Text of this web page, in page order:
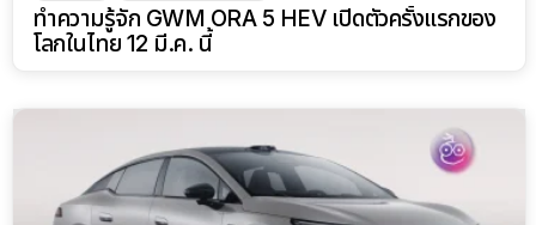
ทำความรู้จัก GWM ORA 5 HEV เปิดตัวครั้งแรกของ
โลกในไทย 12 มี.ค. นี้